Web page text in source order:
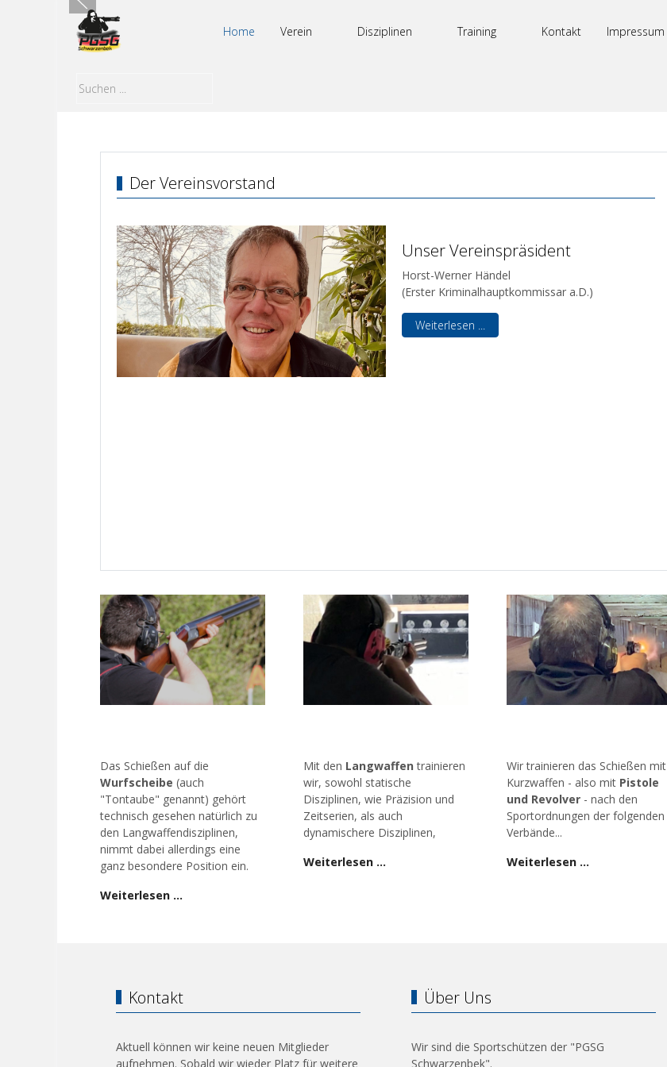
Home Verein Disziplinen Training Kontakt Impressum
Der Vereinsvorstand
Unser Vereinspräsident
Horst-Werner Händel
(Erster Kriminalhauptkommissar a.D.)
Weiterlesen ...
Das Schießen auf die
Wurfscheibe (auch
"Tontaube" genannt) gehört
technisch gesehen natürlich zu
den Langwaffendisziplinen,
nimmt dabei allerdings eine
ganz besondere Position ein.
Weiterlesen …
Mit den Langwaffen trainieren
wir, sowohl statische
Disziplinen, wie Präzision und
Zeitserien, als auch
dynamischere Disziplinen,
Weiterlesen …
Wir trainieren das Schießen mit
Kurzwaffen - also mit Pistole
und Revolver - nach den
Sportordnungen der folgenden
Verbände...
Weiterlesen …
Kontakt
Aktuell können wir keine neuen Mitglieder
aufnehmen. Sobald wir wieder Platz für weitere
Über Uns
Wir sind die Sportschützen der "PGSG
Schwarzenbek".